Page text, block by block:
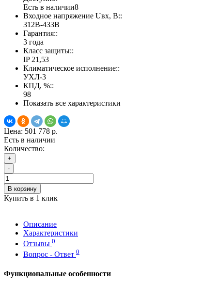
Есть в наличии8
Входное напряжение Uвх, В::
312В-433В
Гарантия::
3 года
Класс защиты::
IP 21,53
Климатическое исполнение::
УХЛ-3
КПД, %::
98
Показать все характеристики
Цена: 501 778 р.
Есть в наличии
Количество:
+
-
В корзину
Купить в 1 клик
Описание
Характеристики
Отзывы 0
Вопрос - Ответ 0
Функциональные особенности